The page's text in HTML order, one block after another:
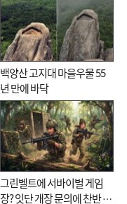
백양산 고지대 마을우물 55
년 만에 바닥
그린벨트에 서바이벌 게임
장? 잇단 개장 문의에 찬반 논